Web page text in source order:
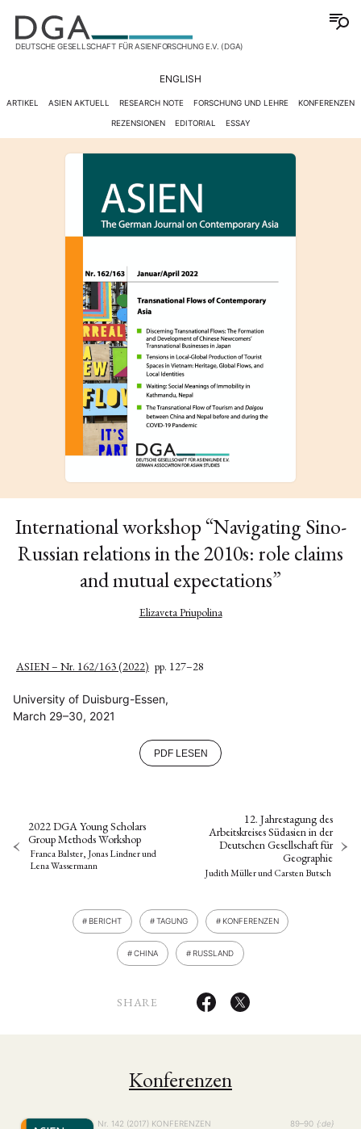
DEUTSCHE GESELLSCHAFT FÜR ASIENFORSCHUNG E.V. (DGA)
ENGLISH
ARTIKEL ASIEN AKTUELL RESEARCH NOTE FORSCHUNG UND LEHRE KONFERENZEN
REZENSIONEN EDITORIAL ESSAY
International workshop “Navigating Sino-
Russian relations in the 2010s: role claims
and mutual expectations”
Elizaveta Priupolina
ASIEN – Nr. 162/163 (2022) pp. 127–28
University of Duisburg-Essen,
March 29–30, 2021
PDF LESEN
2022 DGA Young Scholars
Group Methods Workshop
Franca Balster, Jonas Lindnerund
Lena Wassermann
12. Jahrestagung des
Arbeitskreises Südasien in der
Deutschen Gesellschaft für
Geographie
Judith MüllerundCarsten Butsch
BERICHT TAGUNG KONFERENZEN
CHINA RUSSLAND
SHARE
Konferenzen
Nr. 142 (2017) KONFERENZEN 89–90 {:de}